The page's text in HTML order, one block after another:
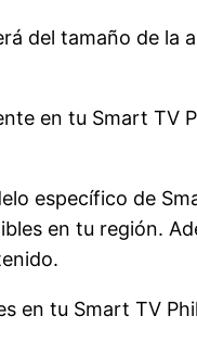
del tamaño de la
en tu Smart TV
específico de
en tu región.
en tu Smart TV